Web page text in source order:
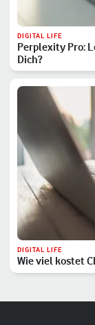
DIGITAL LIFE
Perplexity Pro:
Dich?
DIGITAL LIFE
Wie viel kostet